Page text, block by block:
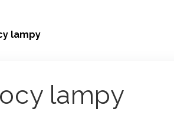
lampy
lampy